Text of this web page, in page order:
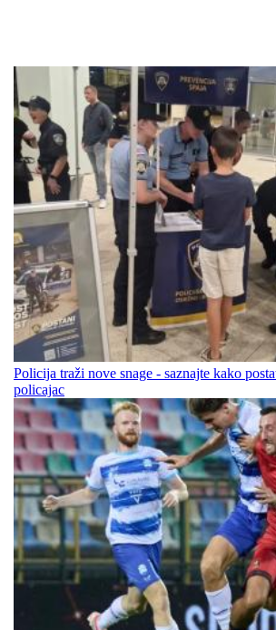
Policija traži nove snage - saznajte kako
policajac